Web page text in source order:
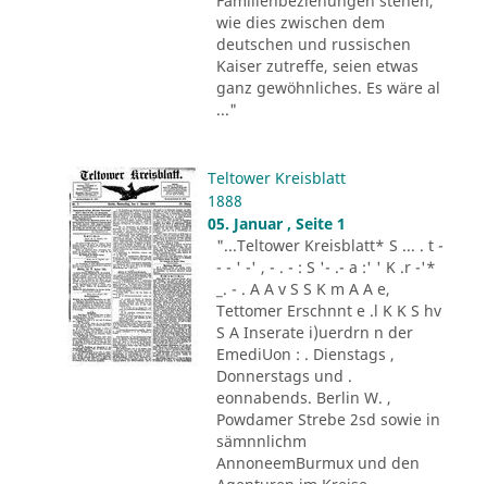
wie dies zwischen dem
deutschen und russischen
Kaiser zutreffe, seien etwas
ganz gewöhnliches. Es wäre al
..."
Teltower Kreisblatt
1888
05. Januar , Seite 1
"...Teltower Kreisblatt* S ... . t -
- - ' -' , - . - : S '- .- a :' ' K .r -'*
_. - . A A v S S K m A A e,
Tettomer Erschnnt e .l K K S hv
S A Inserate i)uerdrn n der
EmediUon : . Dienstags ,
Donnerstags und .
eonnabends. Berlin W. ,
Powdamer Strebe 2sd sowie in
sämnnlichm
AnnoneemBurmux und den